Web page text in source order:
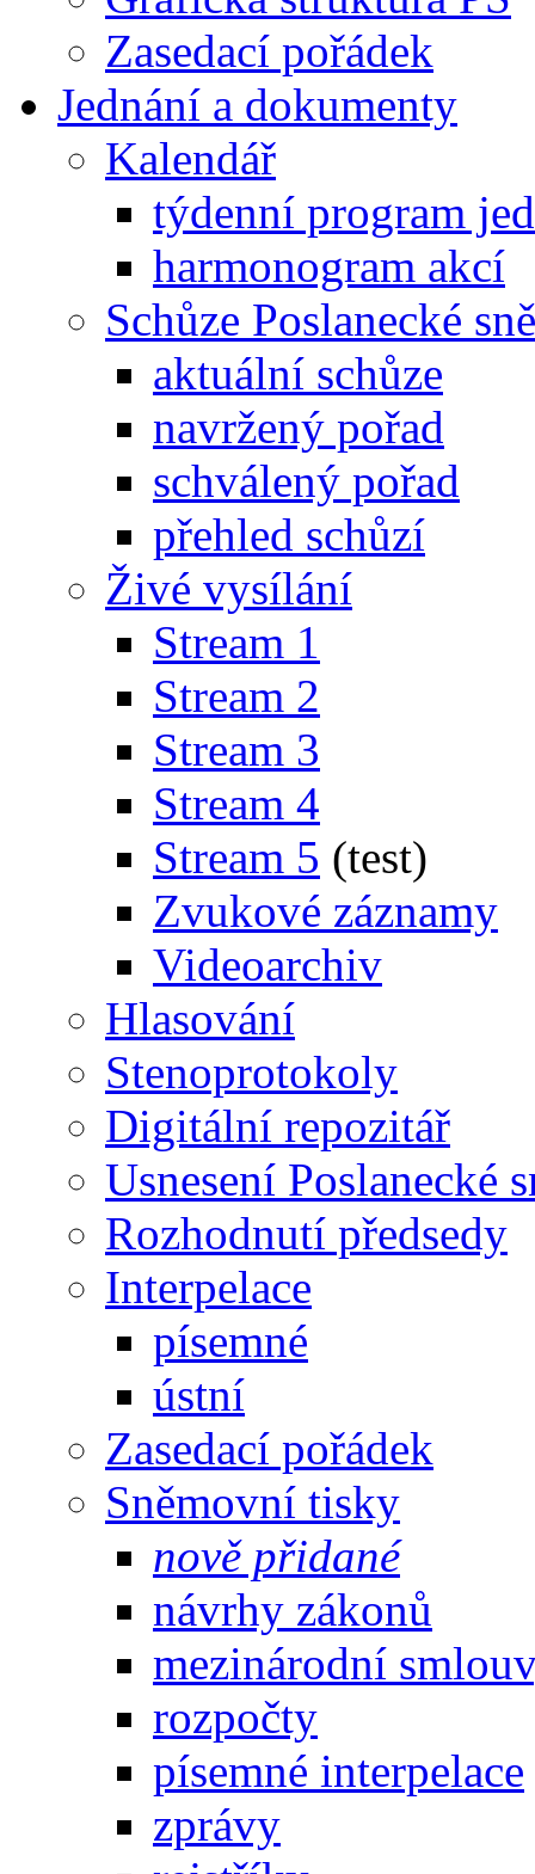
Zasedací pořádek
Jednání a dokumenty
Kalendář
týdenní program
harmonogram akcí
Schůze Poslanecké
aktuální schůze
navržený pořad
schválený pořad
přehled schůzí
Živé vysílání
Stream 1
Stream 2
Stream 3
Stream 4
Stream 5 (test)
Zvukové záznamy
Videoarchiv
Hlasování
Stenoprotokoly
Digitální repozitář
Usnesení Poslanecké
Rozhodnutí předsedy
Interpelace
písemné
ústní
Zasedací pořádek
Sněmovní tisky
nově přidané
návrhy zákonů
mezinárodní
rozpočty
písemné interpelace
zprávy